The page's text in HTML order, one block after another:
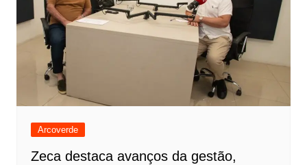
Arcoverde
Zeca destaca avanços da gestão,